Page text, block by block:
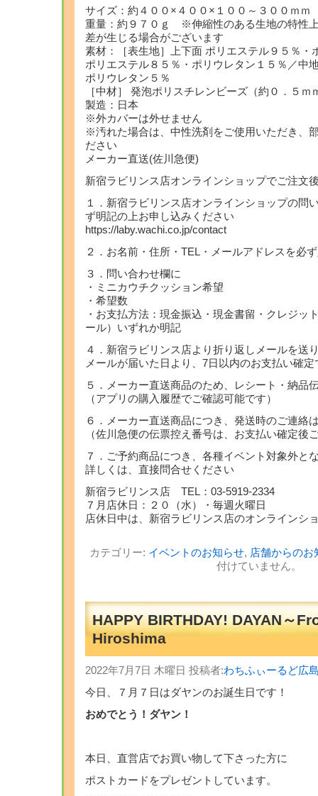
サイズ：約４００×４００×１００～３００ｍｍ
重量：約９７０ｇ ※伸縮性のある生地の特性
差が生じる場合がございます
素材：［表生地］上下面 ポリエステル９５％・
ポリエステル８５％・ポリウレタン１５％／中
ポリウレタン５％
［中材］ 発泡ポリスチレンビーズ（約０．５ｍ
製造：日本
※外カバーは外せません
※汚れた場合は、中性洗剤をご使用いただき、
ださい
メーカー直送(佐川急便)
新宿ラビリンス店オンラインショップでご注文
１．新宿ラビリンス店オンラインショップの問
ず明記の上お申し込みください
https://laby.wachi.co.jp/contact
２．お名前・住所・TEL・メールアドレスを必
３．問い合わせ欄に
・ミニカウチクッション希望
・希望数
・お支払方法：現金振込・現金書留・クレジッ
ール）いずれか明記
４．新宿ラビリンス店より折り返しメールを送
メールが届いた日より、7日以内のお支払い確
５．メーカー直送商品のため、レシート・納品
（アプリの購入履歴でご確認可能です）
６．メーカー直送商品につき、発送時のご連絡
（佐川急便の伝票控え番号は、お支払い確定後
７．ご予約商品につき、各種イベント対象外と
詳しくは、直接問合せください
新宿ラビリンス店 TEL：03-5919-2334
７月店休日：２０（水）・毎週火曜日
店休日中は、新宿ラビリンス店のオンラインシ
カテゴリー: イベントのお知らせ, 店舗からのお
付けていません。
HAPPY BIRTHDAY! DAYAN～
Hiroshima
2022年7月7日 木曜日 投稿者:わちふぃーるど広
今日、７月７日はダヤンのお誕生日です！
おめでとう！ダヤン！
本日、直営店でお買い物して下さった方に
ポストカードをプレゼントしています。